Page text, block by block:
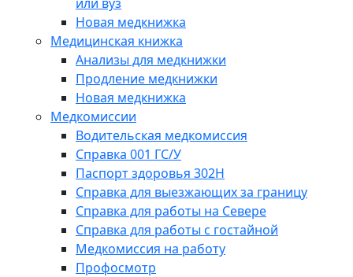
Новая медкнижка
Медицинская книжка
Анализы для медкнижки
Продление медкнижки
Новая медкнижка
Медкомиссии
Водительская медкомиссия
Справка 001 ГС/У
Паспорт здоровья 302Н
Справка для выезжающих за границу
Справка для работы на Севере
Справка для работы с гостайной
Медкомиссия на работу
Профосмотр